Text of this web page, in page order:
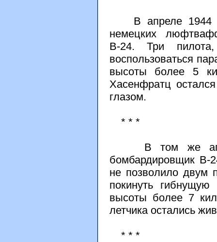
В апреле 1944
немецких
В-24. Три
воспользоваться
высоты более 5
Хасенфратц
глазом.
* * *
В том же
бомбардировщик В-
не позволило двум
покинуть
высоты более 7
летчика остались
* * *